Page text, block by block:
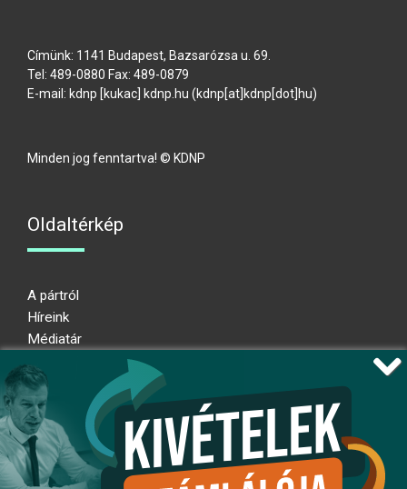
Címünk: 1141 Budapest, Bazsarózsa u. 69.
Tel: 489-0880 Fax: 489-0879
E-mail: kdnp [kukac] kdnp.hu (kdnp[at]kdnp[dot]hu)
Minden jog fenntartva! © KDNP
Oldaltérkép
A pártról
Híreink
Médiatár
Adatkezelési nyilatkozat
Átláthatósági nyilatkozat
Ugrás az oldal tetejére
Kövessen minket!